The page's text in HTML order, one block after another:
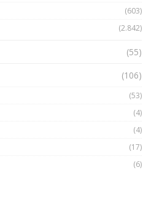
(603)
(2.842)
(55)
(106)
(53)
(4)
(4)
(17)
(6)